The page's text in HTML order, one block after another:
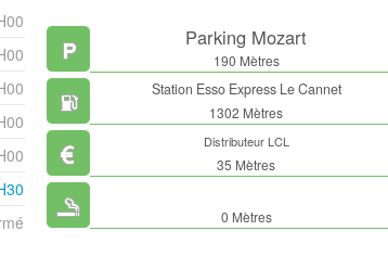
Parking Mozart
190 Mètres
Station Esso Express Le Cannet
1302 Mètres
Distributeur LCL
35 Mètres
0 Mètres